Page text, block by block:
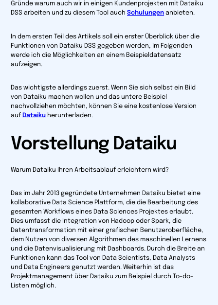
Gründe warum auch wir in einigen Kundenprojekten mit Dataiku
DSS arbeiten und zu diesem Tool auchSchulungen anbieten.
In dem ersten Teil des Artikels soll ein erster Überblick über die
Funktionen von Dataiku DSS gegeben werden, im Folgenden
werde ich die Möglichkeiten an einem Beispieldatensatz
aufzeigen.
Das wichtigste allerdings zuerst. Wenn Sie sich selbst ein Bild
von Dataiku machen wollen und das untere Beispiel
nachvollziehen möchten, können Sie eine kostenlose Version
auf Dataiku herunterladen.
Vorstellung Dataiku
Warum Dataiku Ihren Arbeitsablauf erleichtern wird?
Das im Jahr 2013 gegründete Unternehmen Dataiku bietet eine
kollaborative Data Science Plattform, die die Bearbeitung des
gesamten Workflows eines Data Sciences Projektes erlaubt.
Dies umfasst die Integration von Hadoop oder Spark, die
Datentransformation mit einer grafischen Benutzeroberfläche,
dem Nutzen von diversen Algorithmen des maschinellen Lernens
und die Datenvisualisierung mit Dashboards. Durch die Breite an
Funktionen kann das Tool von Data Scientists, Data Analysts
und Data Engineers genutzt werden. Weiterhin ist das
Projektmanagement über Dataiku zum Beispiel durch To-do-
Listen möglich.